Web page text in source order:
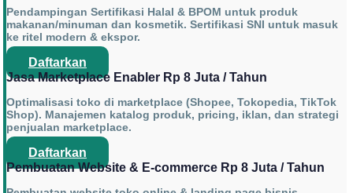
Pendampingan Sertifikasi Halal & BPOM untuk produk
makanan/minuman dan kosmetik. Sertifikasi SNI untuk masuk
ke ritel modern & ekspor.
Daftarkan
Jasa Marketplace Enabler Rp 8 Juta / Tahun
Optimalisasi toko di marketplace (Shopee, Tokopedia, TikTok
Shop). Manajemen katalog produk, pricing, iklan, dan strategi
penjualan marketplace.
Daftarkan
Pembuatan Website & E-commerce Rp 8 Juta / Tahun